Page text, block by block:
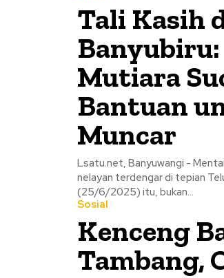
Tali Kasih
Mutiara
Bantuan
Muncar
Lsatu.net, Banyuwangi -
nelayan terdengar di tepian
(25/6/2025) itu, bukan...
Sosial
Kenceng
Tambang,